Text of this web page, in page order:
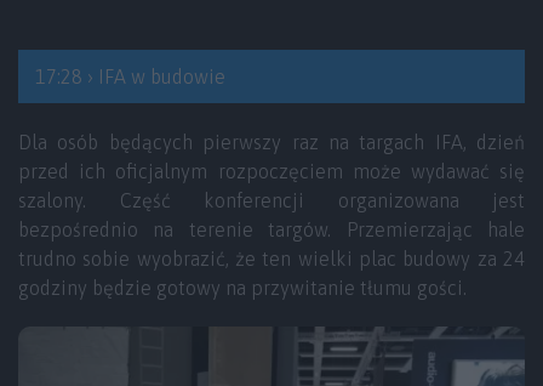
17:28 › IFA w budowie
Dla osób będących pierwszy raz na targach IFA, dzień
przed ich oficjalnym rozpoczęciem może wydawać się
szalony. Część konferencji organizowana jest
bezpośrednio na terenie targów. Przemierzając hale
trudno sobie wyobrazić, że ten wielki plac budowy za 24
godziny będzie gotowy na przywitanie tłumu gości.